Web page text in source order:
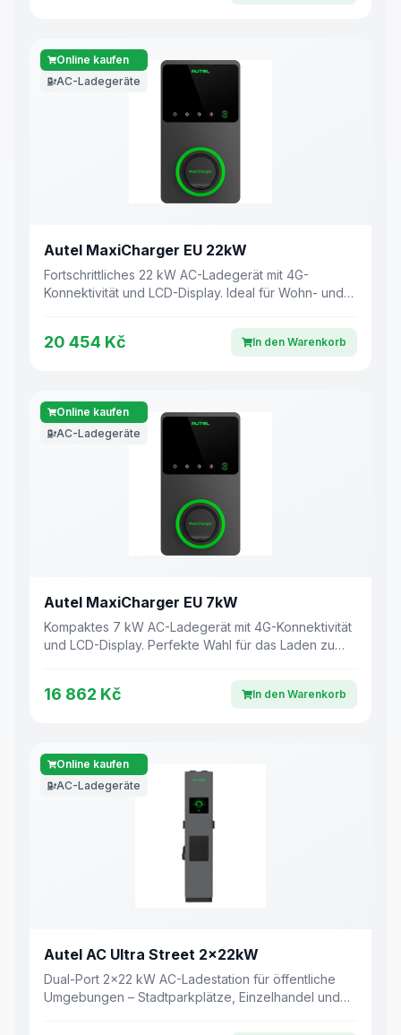
Online kaufen
AC-Ladegeräte
Autel MaxiCharger EU 22kW
Fortschrittliches 22 kW AC-Ladegerät mit 4G-
Konnektivität und LCD-Display. Ideal für Wohn- und
20 454 Kč In den Warenkorb
Online kaufen
AC-Ladegeräte
Autel MaxiCharger EU 7kW
Kompaktes 7 kW AC-Ladegerät mit 4G-Konnektivität
und LCD-Display. Perfekte Wahl für das Laden zu
16 862 Kč In den Warenkorb
Online kaufen
AC-Ladegeräte
Autel AC Ultra Street 2×22kW
Dual-Port 2×22 kW AC-Ladestation für öffentliche
Umgebungen – Stadtparkplätze, Einzelhandel und